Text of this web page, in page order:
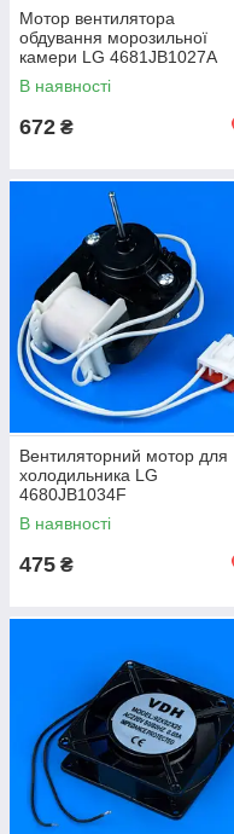
Мотор вентилятора
обдування морозильної
камери LG 4681JB1027A
В наявності
672 ₴
Вентиляторний мотор для
холодильника LG
4680JB1034F
В наявності
475 ₴